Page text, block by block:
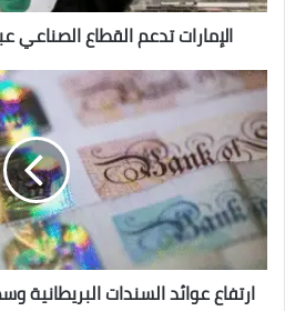
الإمارات تدعم القطاع
ارتفاع
عوائد
السندات
البريطانية
وسط
ترقب
اجتماع
بنك
إنجلترا
ارتفاع عوائد السندات البريطانية